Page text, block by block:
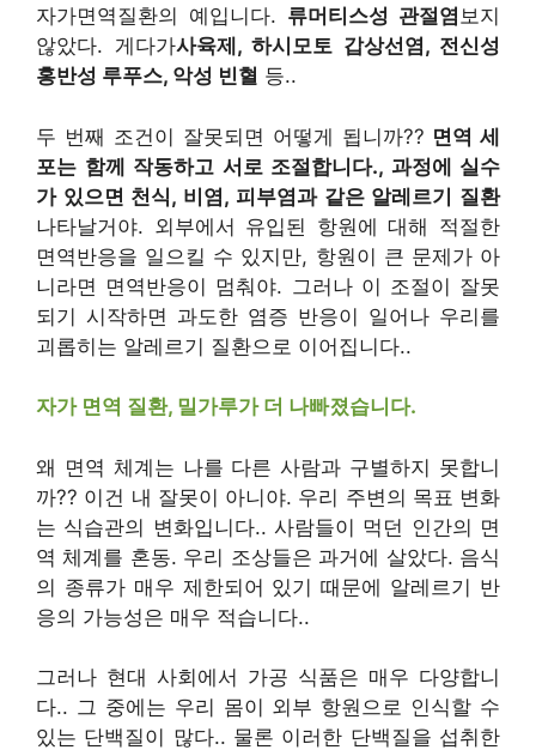
자가면역질환의 예입니다. 류머티스성 관절염보지
않았다. 게다가사육제 , 하시모토 갑상선염, 전신성
홍반성 루푸스, 악성 빈혈 등..
두 번째 조건이 잘못되면 어떻게 됩니까?? 면역 세
포는 함께 작동하고 서로 조절합니다., 과정에 실수
가 있으면 천식, 비염, 피부염과 같은 알레르기 질환
나타날거야. 외부에서 유입된 항원에 대해 적절한
면역반응을 일으킬 수 있지만, 항원이 큰 문제가 아
니라면 면역반응이 멈춰야. 그러나 이 조절이 잘못
되기 시작하면 과도한 염증 반응이 일어나 우리를
괴롭히는 알레르기 질환으로 이어집니다..
자가 면역 질환, 밀가루가 더 나빠졌습니다.
왜 면역 체계는 나를 다른 사람과 구별하지 못합니
까?? 이건 내 잘못이 아니야. 우리 주변의 목표 변화
는 식습관의 변화입니다.. 사람들이 먹던 인간의 면
역 체계를 혼동. 우리 조상들은 과거에 살았다. 음식
의 종류가 매우 제한되어 있기 때문에 알레르기 반
응의 가능성은 매우 적습니다..
그러나 현대 사회에서 가공 식품은 매우 다양합니
다.. 그 중에는 우리 몸이 외부 항원으로 인식할 수
있는 단백질이 많다.. 물론 이러한 단백질을 섭취한